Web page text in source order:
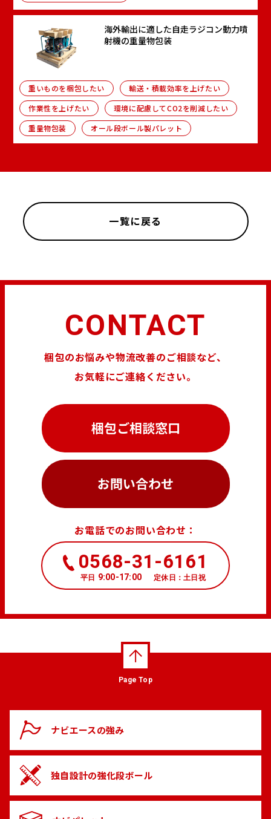
重いものを梱包したい
輸送・積載効率を上げたい
作業性を上げたい
環境に配慮してCO2を削減したい
重量物包装
オール段ボール製パレット
海外輸出に適した自走ラジコン動力噴
射機の重量物包装
一覧に戻る
CONTACT
梱包のお悩みや物流改善のご相談など、
お気軽にご連絡ください。
梱包ご相談窓口
お問い合わせ
お電話でのお問い合わせ：
0568-31-6161
平日 9:00-17:00 定休日：土日祝
Page Top
ナビエースの強み
独自設計の強化段ボール